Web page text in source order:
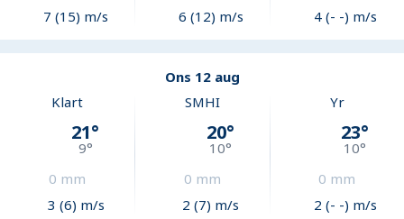
7 (15) m/s
6 (12) m/s
4 (- -) m/s
Ons 12 aug
Klart
21°
9°
0 mm
3 (6) m/s
SMHI
20°
10°
0 mm
2 (7) m/s
Yr
23°
10°
0 mm
2 (- -) m/s